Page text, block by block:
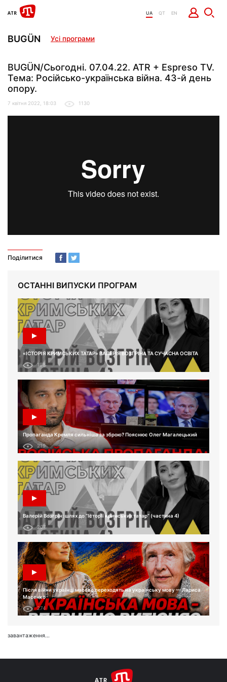
UA QT EN
BUGÜN Усі програми
BUGÜN/Сьогодні. 07.04.22. ATR + Espreso TV.
Тема: Російсько-українська війна. 43-й день
опору.
7 квітня 2022, 18:03 1130
Поділитися
ОСТАННІ ВИПУСКИ ПРОГРАМ
«ІСТОРІЯ КРИМСЬКИХ ТАТАР» ВАЛЕРІЯ ВОЗГРІНА ТА СУЧАСНА ОСВІТА
198
Пропаганда Кремля сильніша за зброю? Пояснює Олег Магалецький
219
Валерій Возгрін: шлях до “Історії кримських татар” (частина 4)
207
Після війни українці масово переходять на українську мову — Лариса
Масенко
274
завантаження...